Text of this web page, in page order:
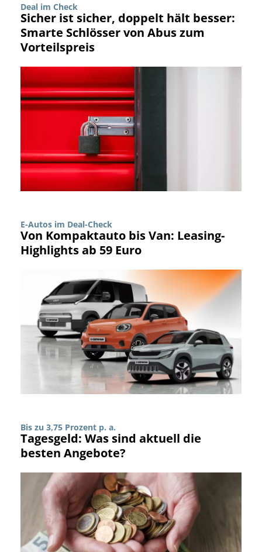
Deal im Check
Sicher ist sicher, doppelt hält besser:
Smarte Schlösser von Abus zum
Vorteilspreis
E-Autos im Deal-Check
Von Kompaktauto bis Van: Leasing-
Highlights ab 59 Euro
Bis zu 3,75 Prozent p. a.
Tagesgeld: Was sind aktuell die
besten Angebote?